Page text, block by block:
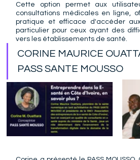
Cette option permet aux
consultations médicales en ligne,
pratique et efficace d'accéder
particulier pour ceux ayant des
vers les établissements de santé.
CORINE MAURICE
PASS SANTE MOUSSO